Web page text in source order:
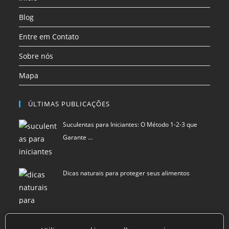
aba
aba
aba
Blog
Entre em Contato
Sobre nós
Mapa
ÚLTIMAS PUBLICAÇÕES
Suculentas para Iniciantes: O Método 1-2-3 que
Garante …
Dicas naturais para proteger seus alimentos